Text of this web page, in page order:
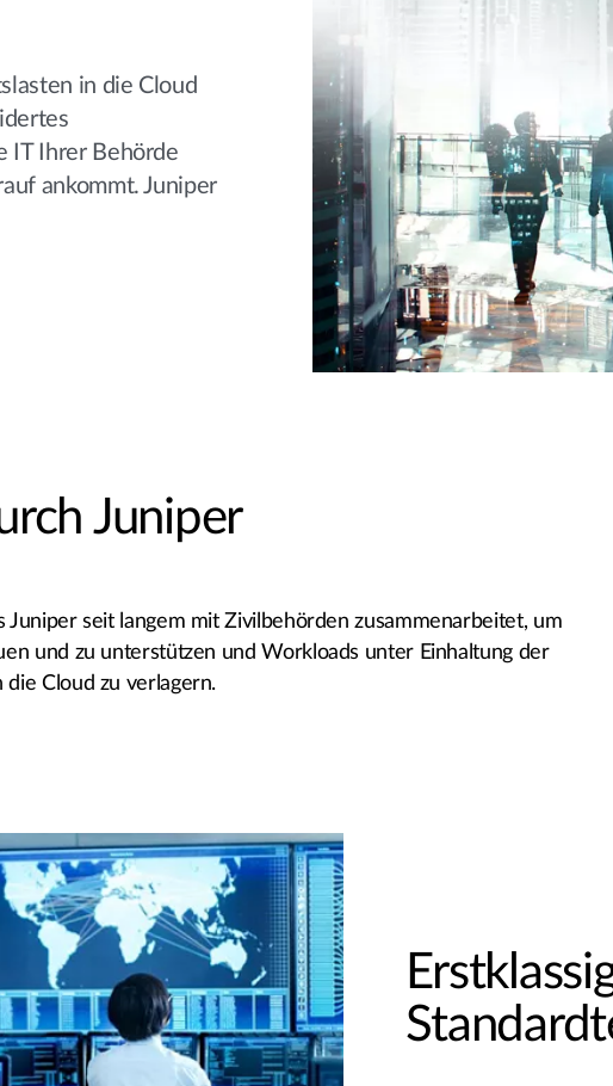
in die Cloud
IT Ihrer Behörde
ankommt. Juniper
Juniper
Juniper seit langem mit Zivilbehörden zusammenarbeitet, um
und zu unterstützen und Workloads unter Einhaltung der
Cloud zu verlagern.